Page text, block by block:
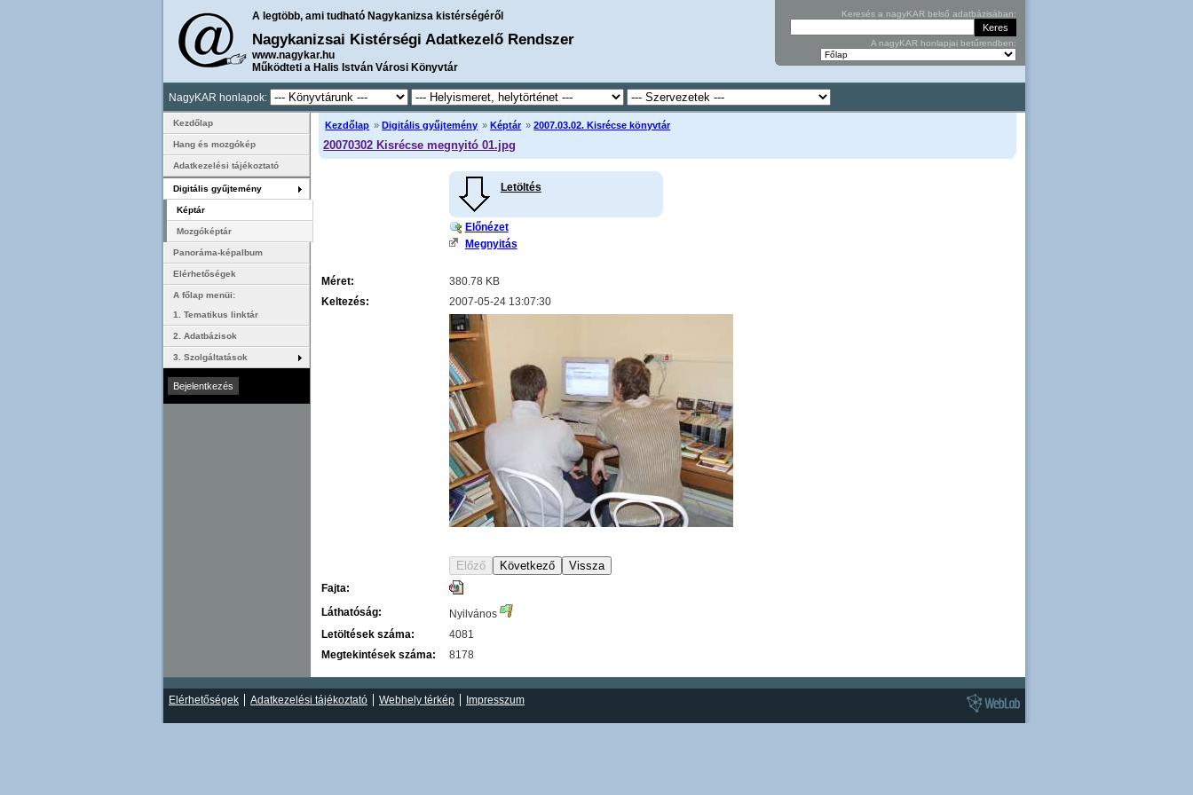
A legtöbb, ami tudható Nagykanizsa kistérségéről
Nagykanizsai Kistérségi Adatkezelő Rendszer
www.nagykar.hu
Működteti a Halis István Városi Könyvtár
Keresés a nagyKAR belső adatbázisában:
A nagyKAR honlapjai betűrendben:
NagyKAR honlapok:
Kezdőlap » Digitális gyűjtemény » Képtár »2007.03.02. Kisrécse könyvtár
20070302 Kisrécse megnyitó 01.jpg
Letöltés
Előnézet
Megnyitás
Méret:
380.78 KB
Keltezés:
2007-05-24 13:07:30
Fajta:
Láthatóság:
Nyilvános
Letöltések száma:
4081
Megtekintések száma:
8178
Kezdőlap
Hang és mozgókép
Adatkezelési tájékoztató
Digitális gyűjtemény
Képtár
Mozgóképtár
Panoráma-képalbum
Elérhetőségek
A főlap menüi:
1. Tematikus linktár
2. Adatbázisok
3. Szolgáltatások
Elérhetőségek Adatkezelési tájékoztató Webhely térkép Impresszum